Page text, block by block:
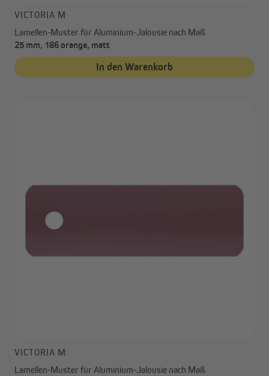
VICTORIA M
Lamellen-Muster für Aluminium-Jalousie nach Maß
25 mm, 186 orange, matt
In den Warenkorb
VICTORIA M
Lamellen-Muster für Aluminium-Jalousie nach Maß